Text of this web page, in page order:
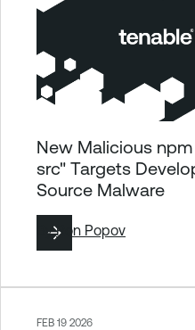
New Malicious
src" Targets
Source Malware
ByRon Popov
FEB 19 2026